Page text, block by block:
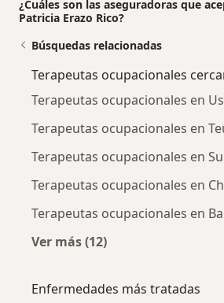
¿Cuáles son las aseguradoras que
Patricia Erazo Rico?
Búsquedas relacionadas
Terapeutas ocupacionales
Terapeutas ocupacionales en
Terapeutas ocupacionales en
Terapeutas ocupacionales en
Terapeutas ocupacionales en
Terapeutas ocupacionales en
Ver más (12)
Enfermedades más tratadas